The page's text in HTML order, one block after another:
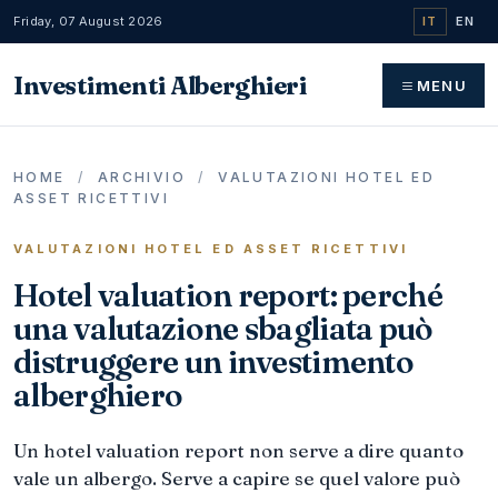
Friday, 07 August 2026 IT EN
Investimenti Alberghieri MENU
HOME / ARCHIVIO /
VALUTAZIONI HOTEL ED
ASSET RICETTIVI
VALUTAZIONI HOTEL ED ASSET RICETTIVI
Hotel valuation report: perché
una valutazione sbagliata può
distruggere un investimento
alberghiero
Un hotel valuation report non serve a dire quanto
vale un albergo. Serve a capire se quel valore può